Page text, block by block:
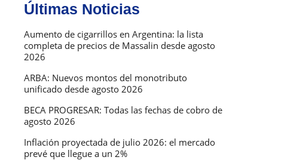
Últimas Noticias
Aumento de cigarrillos en Argentina: la lista
completa de precios de Massalin desde agosto
2026
ARBA: Nuevos montos del monotributo
unificado desde agosto 2026
BECA PROGRESAR: Todas las fechas de cobro de
agosto 2026
Inflación proyectada de julio 2026: el mercado
prevé que llegue a un 2%